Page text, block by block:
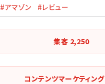
#アマゾン #レビュー
集客 2,250
コンテンツマーケティング